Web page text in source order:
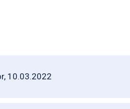
10.03.2022